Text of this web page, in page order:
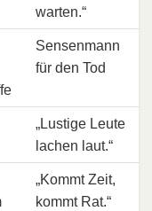
warten.“
Sensenmann
für den Tod
„Lustige Leute
lachen laut.“
„Kommt Zeit,
kommt Rat.“